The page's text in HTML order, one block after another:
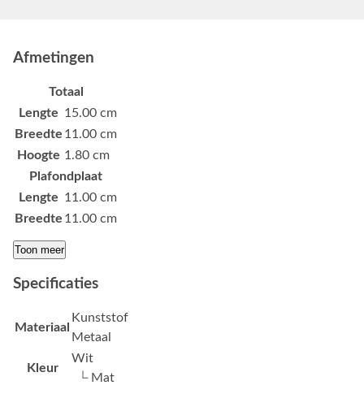
Afmetingen
Totaal
Lengte 15.00 cm
Breedte 11.00 cm
Hoogte 1.80 cm
Plafondplaat
Lengte 11.00 cm
Breedte 11.00 cm
Toon meer
Specificaties
Materiaal
Kunststof
Metaal
Kleur
Wit
└ Mat